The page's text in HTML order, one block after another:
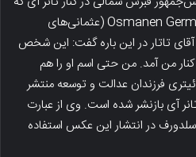
یکی از رهبران گروه ممنوعه Osmanen Germania (عثمانی‌های
تاتار در این باره گفت: این شخص
کنار من آمد. من حتی اسم او را هم
فرزندان عدالت و توسعه منتشر
آی بازنشر شده است. وی از عبارت
در انتشار این عکس استفاده